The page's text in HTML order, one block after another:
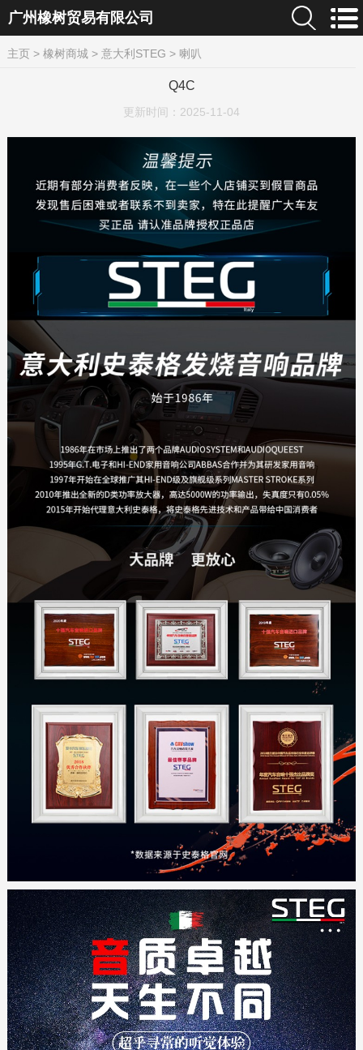
广州橡树贸易有限公司
主页> 橡树商城 > 意大利STEG > 喇叭
Q4C
更新时间： 2025-11-04